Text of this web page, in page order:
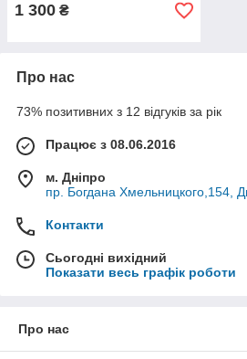
1 300 ₴
Про нас
73% позитивних з 12 відгуків за рік
Працює з 08.06.2016
м. Дніпро
пр. Богдана Хмельницкого,154,
Контакти
Сьогодні вихідний
Показати весь графік роботи
Про нас